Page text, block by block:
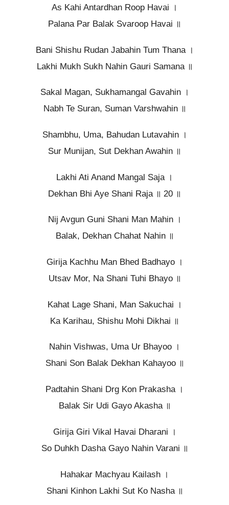
As Kahi Antardhan Roop Havai ।
Palana Par Balak Svaroop Havai ॥
Bani Shishu Rudan Jabahin Tum Thana ।
Lakhi Mukh Sukh Nahin Gauri Samana ॥
Sakal Magan, Sukhamangal Gavahin ।
Nabh Te Suran, Suman Varshwahin ॥
Shambhu, Uma, Bahudan Lutavahin ।
Sur Munijan, Sut Dekhan Awahin ॥
Lakhi Ati Anand Mangal Saja ।
Dekhan Bhi Aye Shani Raja ॥ 20 ॥
Nij Avgun Guni Shani Man Mahin ।
Balak, Dekhan Chahat Nahin ॥
Girija Kachhu Man Bhed Badhayo ।
Utsav Mor, Na Shani Tuhi Bhayo ॥
Kahat Lage Shani, Man Sakuchai ।
Ka Karihau, Shishu Mohi Dikhai ॥
Nahin Vishwas, Uma Ur Bhayoo ।
Shani Son Balak Dekhan Kahayoo ॥
Padtahin Shani Drg Kon Prakasha ।
Balak Sir Udi Gayo Akasha ॥
Girija Giri Vikal Havai Dharani ।
So Duhkh Dasha Gayo Nahin Varani ॥
Hahakar Machyau Kailash ।
Shani Kinhon Lakhi Sut Ko Nasha ॥